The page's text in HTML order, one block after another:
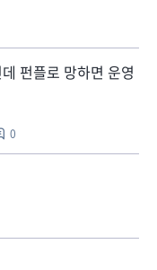
펀플로 망하면 운영
0